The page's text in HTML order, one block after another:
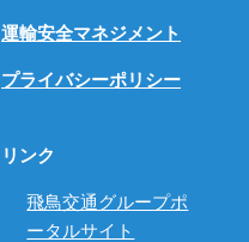
運輸安全マネジメント
プライバシーポリシー
リンク
飛鳥交通グループポ
ータルサイト